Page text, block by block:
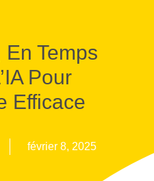
Temps
Pour
Efficace
février 8, 2025